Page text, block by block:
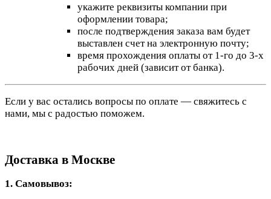
укажите реквизиты компании при
оформлении товара;
после подтверждения заказа вам будет
выставлен счет на электронную почту;
время прохождения оплаты от 1-го до 3-х
рабочих дней (зависит от банка).
Если у вас остались вопросы по оплате — свяжитесь с
нами, мы с радостью поможем.
Доставка в Москве
1. Самовывоз: